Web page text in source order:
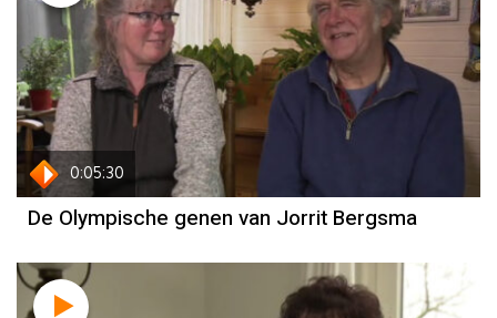
0:05:30
Jorrit Bergsma
De Olympische genen van Jorrit Bergsma